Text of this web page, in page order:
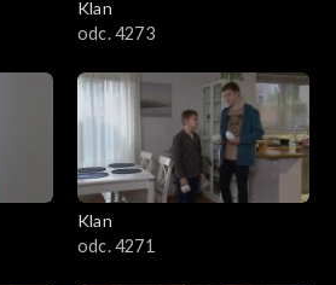
Klan
odc. 4273
Klan
odc. 4271